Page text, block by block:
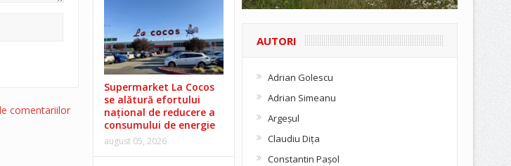
comentariilor
Supermarket La Cocos
se alătură efortului
național de reducere a
consumului de energie
august 05, 2026
AUTORI
Adrian Golescu
Adrian Simeanu
Argeşul
Claudiu Diţa
Constantin Pașol